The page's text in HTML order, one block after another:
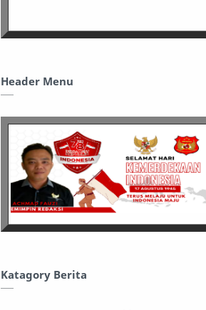
Header Menu
Katagory Berita